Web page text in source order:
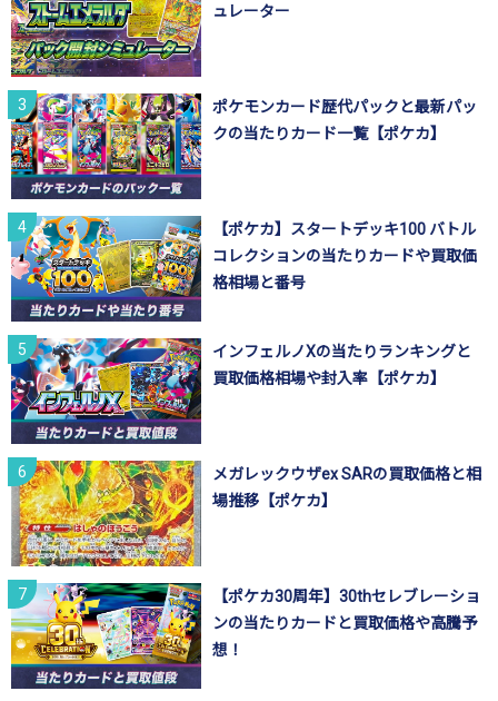
ュレーター
ポケモンカード歴代パックと最新パッ
クの当たりカード一覧【ポケカ】
【ポケカ】スタートデッキ100 バトル
コレクションの当たりカードや買取価
格相場と番号
インフェルノXの当たりランキングと
買取価格相場や封入率【ポケカ】
メガレックウザex SARの買取価格と相
場推移【ポケカ】
【ポケカ30周年】30thセレブレーショ
ンの当たりカードと買取価格や高騰予
想！